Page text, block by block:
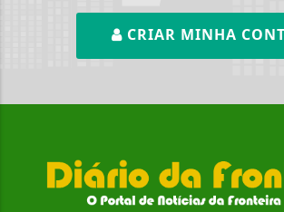
CRIAR MINHA